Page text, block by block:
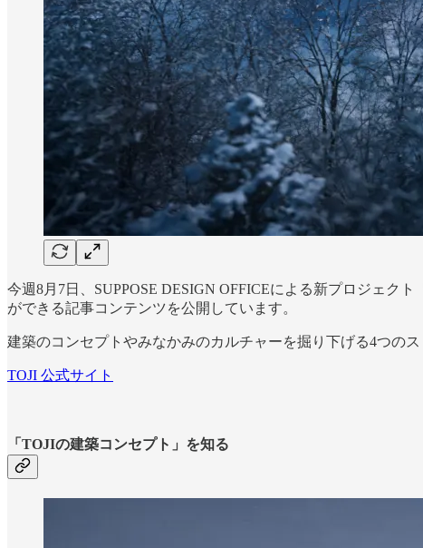
今週8月7日、SUPPOSE DESIGN OFFICEによる新プロジェ
ができる記事コンテンツを公開しています。
建築のコンセプトやみなかみのカルチャーを掘り下げる4つのス
TOJI 公式サイト
「TOJIの建築コンセプト」を知る